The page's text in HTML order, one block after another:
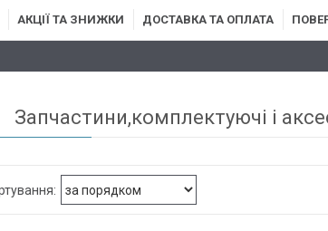
АКЦІЇ ТА ЗНИЖКИ ДОСТАВКА ТА ОПЛАТА
Запчастини,комплектуючі і